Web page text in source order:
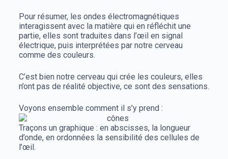
Pour résumer, les ondes électromagnétiques
interagissent avec la matière qui en réfléchit une
partie, elles sont traduites dans l’œil en signal
électrique, puis interprétées par notre cerveau
comme des couleurs.
C’est bien notre cerveau qui crée les couleurs, elles
n’ont pas de réalité objective, ce sont des sensations.
Voyons ensemble comment il s’y prend :
Traçons un graphique : en abscisses, la longueur
d’onde, en ordonnées la sensibilité des cellules de
l’œil.